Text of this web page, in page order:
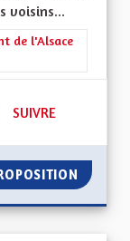
voisins...
l'Education et
de l'Alsace
50 ABONNÉS
SUIVRE